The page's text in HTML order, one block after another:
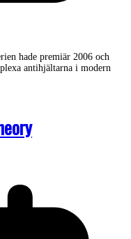
hade premiär 2006 och
antihjältarna i modern